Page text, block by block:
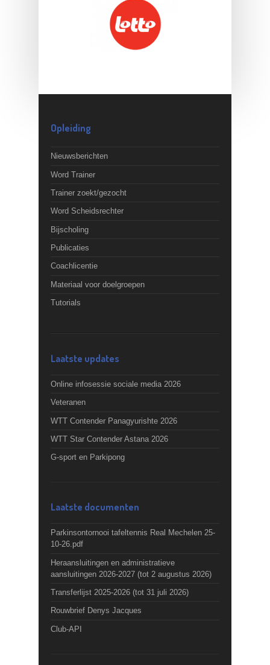
Opleiding
Nieuwsberichten
Word Trainer
Trainer zoekt/gezocht
Word Scheidsrechter
Bijscholing
Publicaties
Coachlicentie
Materiaal voor doelgroepen
Tutorials
Laatste updates
Online infosessie sociale media 2026
Veteranen
WTT Contender Panagyurishte 2026
WTT Star Contender Astana 2026
G-sport en Parkipong
Laatste documenten
Parkinsontornooi tafeltennis Real Mechelen 25-
10-26.pdf
Heraansluitingen en administratieve
aansluitingen 2026-2027 (tot 2 augustus 2026)
Transferlijst 2025-2026 (tot 31 juli 2026)
Rouwbrief Denys Jacques
Club-API